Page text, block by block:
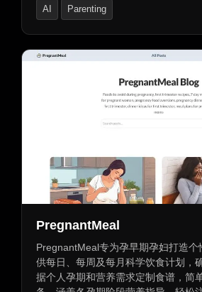
AI Parenting
PregnantMeal
PregnantMeal专为孕早期孕妇打造个
供每日、每周及每月科学饮食计划，
据个人孕期和营养需求定制食谱，简